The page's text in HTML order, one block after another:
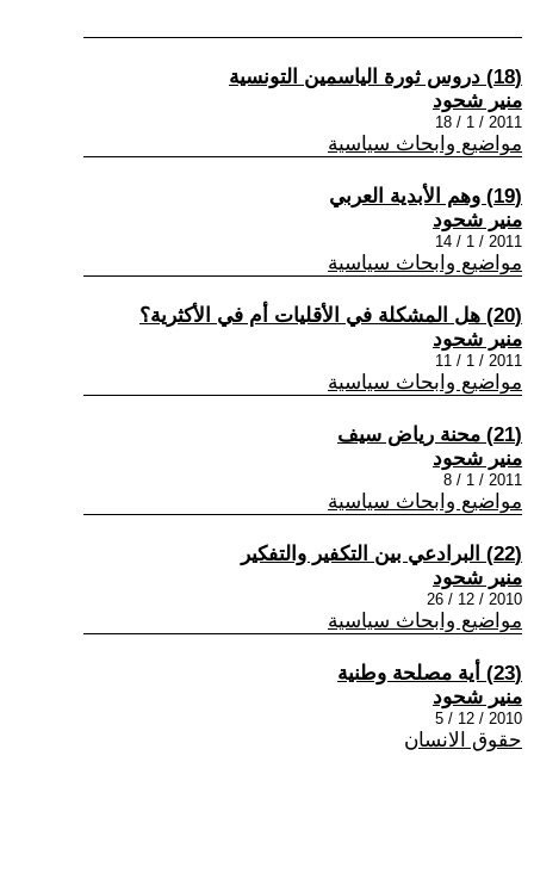
(18) دروس ثورة الياسمين التونسية
منير شحود
2011 / 1 / 18
مواضيع وابحاث سياسية
(19) وهم الأبدية العربي
منير شحود
2011 / 1 / 14
مواضيع وابحاث سياسية
(20) هل المشكلة في الأقليات أم في الأكثرية؟
منير شحود
2011 / 1 / 11
مواضيع وابحاث سياسية
(21) محنة رياض سيف
منير شحود
2011 / 1 / 8
مواضيع وابحاث سياسية
(22) البرادعي بين التكفير والتفكير
منير شحود
2010 / 12 / 26
مواضيع وابحاث سياسية
(23) أية مصلحة وطنية
منير شحود
2010 / 12 / 5
حقوق الانسان